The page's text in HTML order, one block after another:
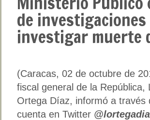
de
investigar muerte
(Caracas, 02 de octubre de
fiscal general de la República,
Ortega Díaz, informó a través
cuenta en Twitter